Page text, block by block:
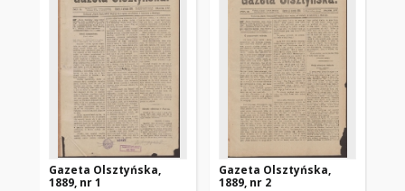
Gazeta Olsztyńska,
1889, nr 1
Gazeta Olsztyńska,
1889, nr 2